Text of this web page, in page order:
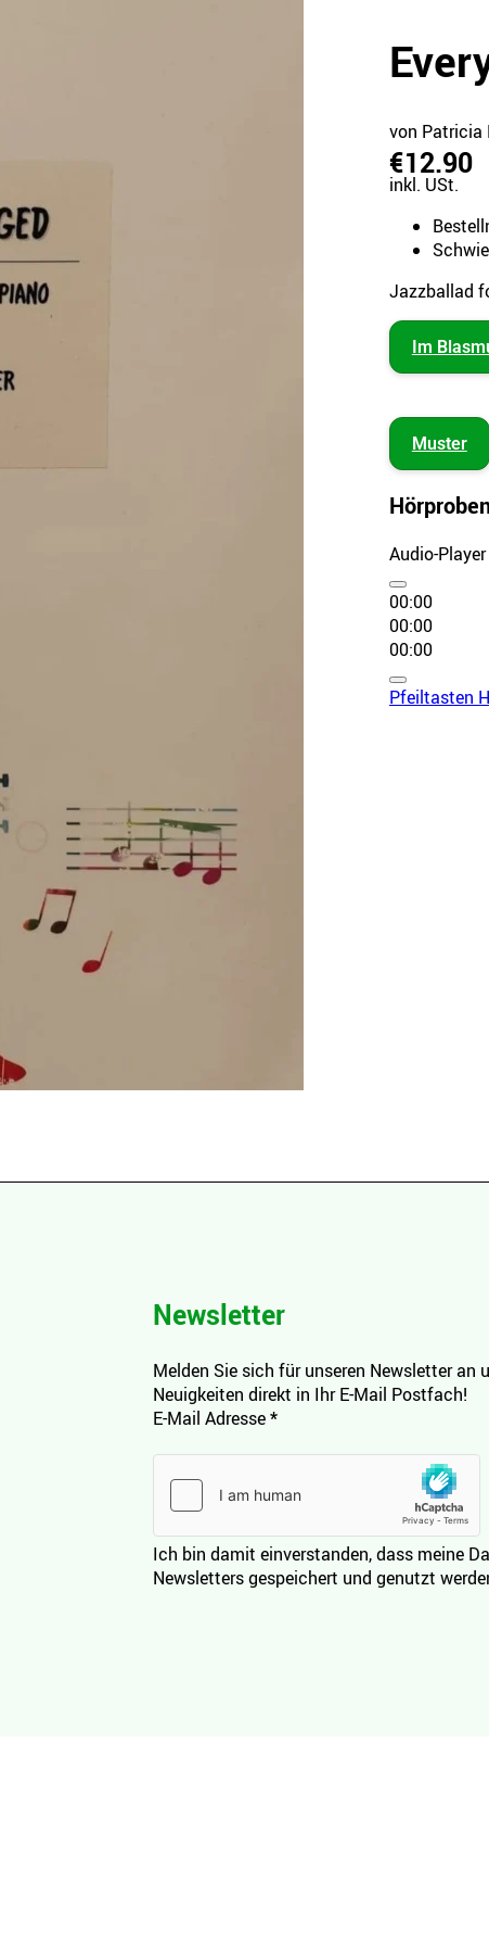
von Patricia
€12.90
inkl. USt.
Jazzballad
Im
Muster
Audio-Player
00:00
00:00
00:00
Pfeiltasten
Newsletter
Melden Sie sich für unseren Newsletter an
Neuigkeiten direkt in Ihr E-Mail Postfach!
E-Mail Adresse*
Ich bin damit einverstanden, dass meine
Newsletters gespeichert und genutzt